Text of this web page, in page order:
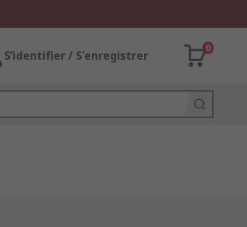
S’identifier / S'enregistrer
0